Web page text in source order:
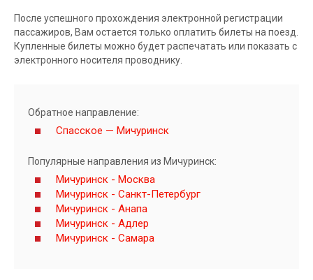
После успешного прохождения электронной регистрации
пассажиров, Вам остается только оплатить билеты на поезд.
Купленные билеты можно будет распечатать или показать с
электронного носителя проводнику.
Обратное направление:
Спасское — Мичуринск
Популярные направления из Мичуринск:
Мичуринск - Москва
Мичуринск - Санкт-Петербург
Мичуринск - Анапа
Мичуринск - Адлер
Мичуринск - Самара